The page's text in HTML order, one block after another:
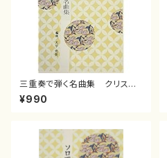
三重奏で弾く名曲集 クリスマ
スメドレー( 箏2/大平光美 編
曲/楽譜）
¥990